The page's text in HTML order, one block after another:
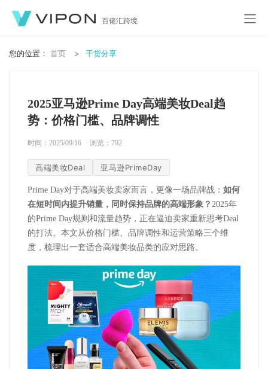
百佬汇跨境
您的位置： 首页 干货分享
2025亚马逊Prime Day高端美妆Deal趋
势：价格门槛、品牌调性
时间：2025/09/16 浏览： 792
高端美妆Deal 亚马逊PrimeDay
Prime Day对于高端美妆卖家而言，更像一场品牌战： 如何
在短时间内提升销量，同时保持品牌的高端形象？ 2025年
的Prime Day规则和流量趋势，正在逼迫卖家重新思考Deal
的打法。本文从价格门槛、品牌调性和运营策略三个维
度，梳理出一套适合高端美妆品类的应对思路。